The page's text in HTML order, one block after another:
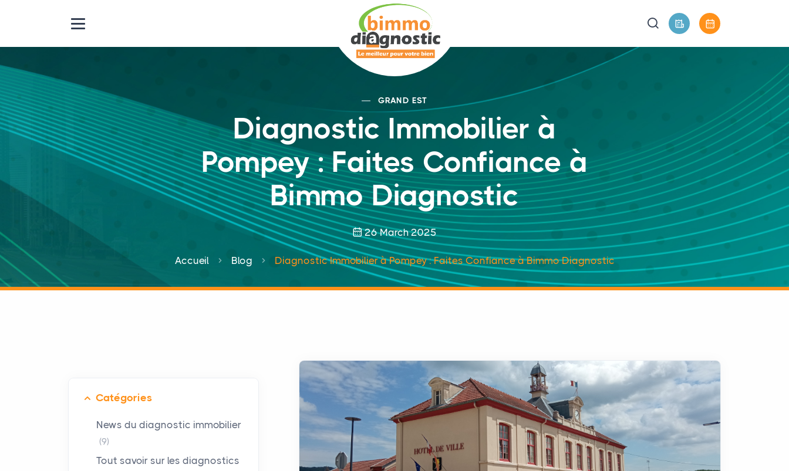
GRAND EST
Diagnostic Immobilier à
Pompey : Faites Confiance à
Bimmo Diagnostic
26 March 2025
Accueil Blog Diagnostic Immobilier à Pompey : Faites Confiance à Bimmo Diagnostic
Catégories
News du diagnostic immobilier
(9)
Tout savoir sur les diagnostics